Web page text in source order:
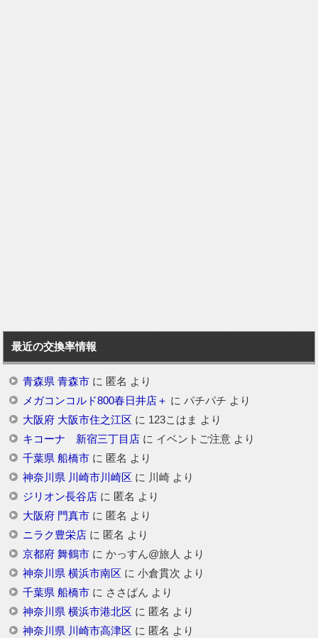
最近の交換率情報
青森県 青森市に 匿名 より
メガコンコルド800春日井店＋ に パチパチ より
大阪府 大阪市住之江区 に 123こはま より
キコーナ 新宿三丁目店に イベントご注意より
千葉県 船橋市に 匿名 より
神奈川県 川崎市川崎区 に 川崎より
ジリオン長谷店に 匿名 より
大阪府 門真市に 匿名 より
ニラク豊栄店に 匿名 より
京都府 舞鶴市に かっすん@旅人 より
神奈川県 横浜市南区 に 小倉貫次 より
千葉県 船橋市に ささぱん より
神奈川県 横浜市港北区 に 匿名 より
神奈川県 川崎市高津区 に 匿名 より